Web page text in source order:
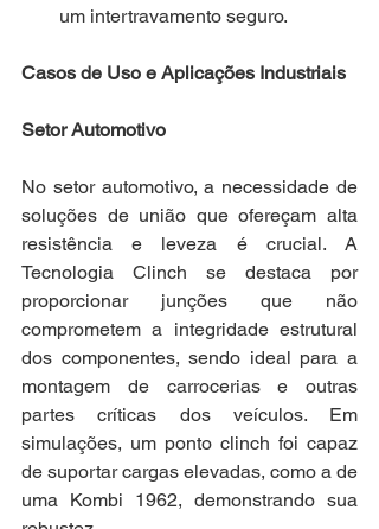
um intertravamento seguro.
Casos de Uso e Aplicações Industriais
Setor Automotivo
No setor automotivo, a necessidade de
soluções de união que ofereçam alta
resistência e leveza é crucial. A
Tecnologia Clinch se destaca por
proporcionar junções que não
comprometem a integridade estrutural
dos componentes, sendo ideal para a
montagem de carrocerias e outras
partes críticas dos veículos. Em
simulações, um ponto clinch foi capaz
de suportar cargas elevadas, como a de
uma Kombi 1962, demonstrando sua